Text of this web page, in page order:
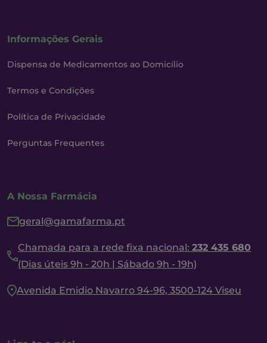
Informações Gerais
Dispensa de Medicamentos ao Domicílio
Termos e Condições
Política de Privacidade
Perguntas Frequentes
A Nossa Farmácia
geral@gamafarma.pt
Chamada para a rede fixa nacional: 232 435 680
(Dias úteis 9h - 20h | Sábado 9h - 19h)
Avenida Emidio Navarro 94-96, 3500-124 Viseu